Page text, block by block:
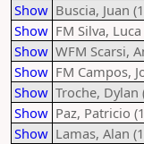
Show Buscia, Juan
Show FM Silva,
Show WFM Scarsi,
Show FM Campos,
Show Troche, Dylan
Show Paz, Patricio
Show Lamas, Alan